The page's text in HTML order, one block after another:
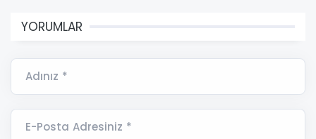
YORUMLAR
Adınız *
E-Posta Adresiniz *